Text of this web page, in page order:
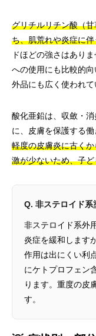
グリチルリチン酸（
ち、肌荒れや炎症に
ドほどの強さはあり
への使用にも比較的
外品にも広く使われて
酸化亜鉛は、収斂・
に、皮膚を保護する働
軽度の皮膚炎に古く
激が少ないため、子
Q. 非ステロイド系
非ステロイド系外
炎症を緩和します
作用は出にくい利
にケトプロフェン
ります。重度の皮
す。